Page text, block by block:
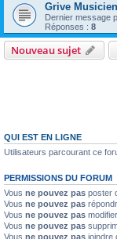
Grive
Dernier message
Réponses : 8
Nouveau sujet
QUI EST EN LIGNE
Utilisateurs parcourant ce
PERMISSIONS DU FORUM
Vous ne pouvez pas poster
Vous ne pouvez pas
Vous ne pouvez pas
Vous ne pouvez pas
Vous ne pouvez pas joindre